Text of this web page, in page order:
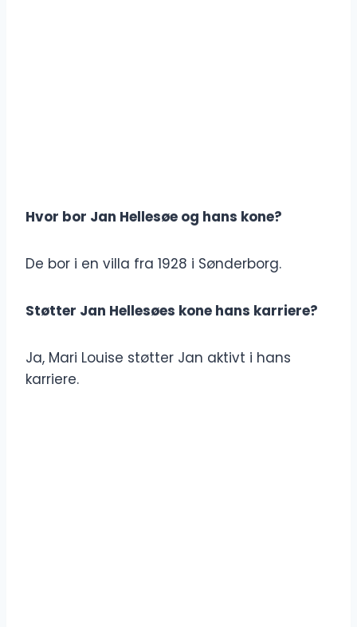
Hvor bor Jan Hellesøe og hans kone?
De bor i en villa fra 1928 i Sønderborg.
Støtter Jan Hellesøes kone hans karriere?
Ja, Mari Louise støtter Jan aktivt i hans
karriere.